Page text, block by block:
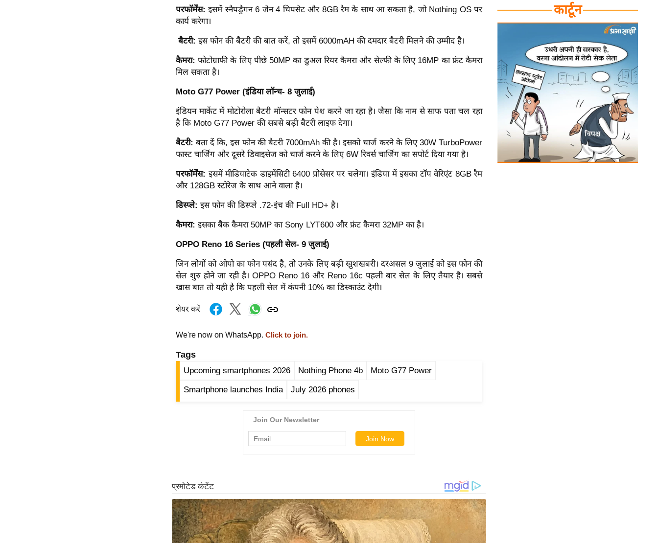
परफॉर्मेंस:इसमें स्नैपड्रैगन 6 जेन 4 चिपसेट और 8GB रैम के साथ आ सकता है, जो Nothing OS पर
कार्य करेगा।
बैटरी: इस फोन की बैटरी की बात करें, तो इसमें 6000mAH की दमदार बैटरी मिलने की उम्मीद है।
कैमरा:फोटोग्राफी के लिए पीछे 50MP का डुअल रियर कैमरा और सेल्फी के लिए 16MP का फ्रंट कैमरा
मिल सकता है।
Moto G77 Power (इंडिया लॉन्च- 8 जुलाई)
इंडियन मार्केट में मोटोरोला बैटरी मॉन्सटर फोन पेश करने जा रहा है। जैसा कि नाम से साफ पता चल रहा
है कि Moto G77 Power की सबसे बड़ी बैटरी लाइफ देगा।
बैटरी:बता दें कि, इस फोन की बैटरी 7000mAh की है। इसको चार्ज करने के लिए 30W TurboPower
फास्ट चार्जिंग और दूसरे डिवाइसेज को चार्ज करने के लिए 6W रिवर्स चार्जिंग का सपोर्ट दिया गया है।
परफॉर्मेंस: इसमें मीडियाटेक डाइमेंसिटी 6400 प्रोसेसर पर चलेगा। इंडिया में इसका टॉप वेरिएंट 8GB रैम
और 128GB स्टोरेज के साथ आने वाला है।
डिस्प्ले: इस फोन की डिस्प्ले .72-इंच की Full HD+ है।
कैमरा: इसका बैक कैमरा 50MP का Sony LYT600 और फ्रंट कैमरा 32MP का है।
OPPO Reno 16 Series (पहली सेल- 9 जुलाई)
जिन लोगों को ओपो का फोन पसंद है, तो उनके लिए बड़ी खुशखबरी। दरअसल 9 जुलाई को इस फोन की
सेल शुरु होने जा रही है। OPPO Reno 16 और Reno 16c पहली बार सेल के लिए तैयार है। सबसे
खास बात तो यही है कि पहली सेल में कंपनी 10% का डिस्काउंट देगी।
शेयर करें
We're now on WhatsApp. Click to join.
Tags
Upcoming smartphones 2026 Nothing Phone 4b Moto G77 Power
Smartphone launches India July 2026 phones
कार्टून